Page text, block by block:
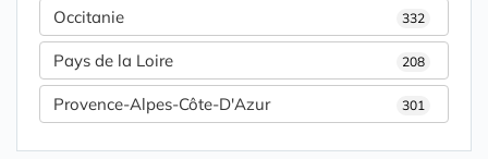
Occitanie 332
Pays de la Loire 208
Provence-Alpes-Côte-D'Azur 301